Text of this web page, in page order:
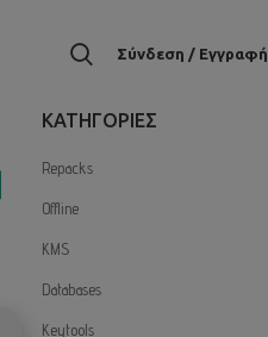
Σύνδεση / Εγγραφή
KΑΤΗΓΟΡΙΕΣ
Repacks
Offline
KMS
Databases
Keytools